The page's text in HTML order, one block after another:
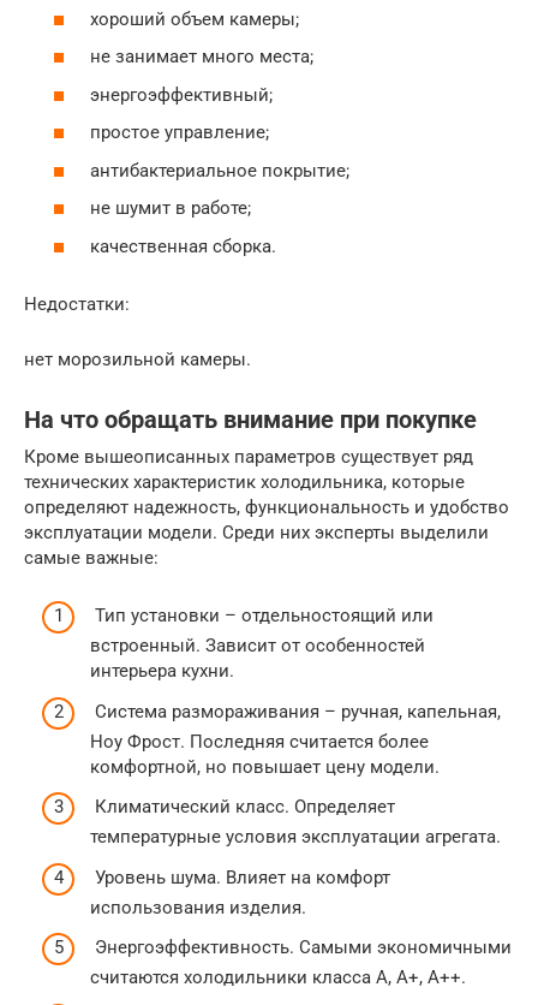
хороший объем камеры;
не занимает много места;
энергоэффективный;
простое управление;
антибактериальное покрытие;
не шумит в работе;
качественная сборка.
Недостатки:
нет морозильной камеры.
На что обращать внимание при покупке
Кроме вышеописанных параметров существует ряд
технических характеристик холодильника, которые
определяют надежность, функциональность и удобство
эксплуатации модели. Среди них эксперты выделили
самые важные:
Тип установки – отдельностоящий или
встроенный. Зависит от особенностей
интерьера кухни.
Система размораживания – ручная, капельная,
Ноу Фрост. Последняя считается более
комфортной, но повышает цену модели.
Климатический класс. Определяет
температурные условия эксплуатации агрегата.
Уровень шума. Влияет на комфорт
использования изделия.
Энергоэффективность. Самыми экономичными
считаются холодильники класса А, А+, А++.